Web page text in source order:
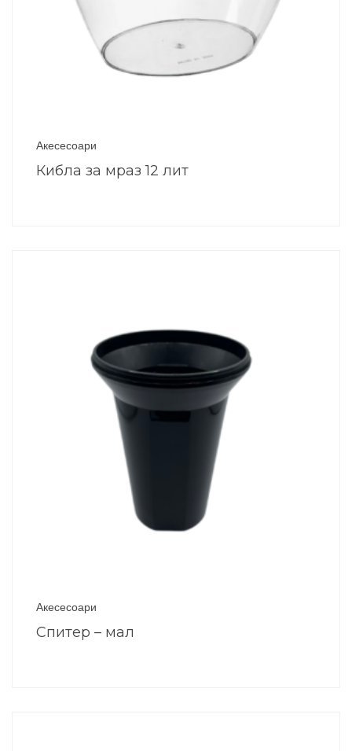
Акесесоари
Кибла за мраз 12 лит
Акесесоари
Спитер – мал